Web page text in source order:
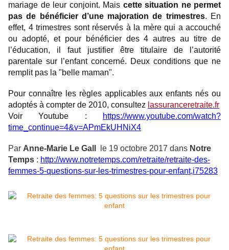
mariage de leur conjoint. Mais cette situation ne permet
pas de bénéficier d’une majoration de trimestres. En
effet, 4 trimestres sont réservés à la mère qui a accouché
ou adopté, et pour bénéficier des 4 autres au titre de
l’éducation, il faut justifier être titulaire de l’autorité
parentale sur l’enfant concerné. Deux conditions que ne
remplit pas la "belle maman".
Pour connaître les règles applicables aux enfants nés ou
adoptés à compter de 2010, consultez lassuranceretraite.fr
Voir Youtube :
https://www.youtube.com/watch?
time_continue=4&v=APmEkUHNiX4
Par Anne-Marie Le Gall le 19 octobre 2017 dans Notre
Temps : http://www.notretemps.com/retraite/retraite-des-
femmes-5-questions-sur-les-trimestres-pour-enfant,i75283